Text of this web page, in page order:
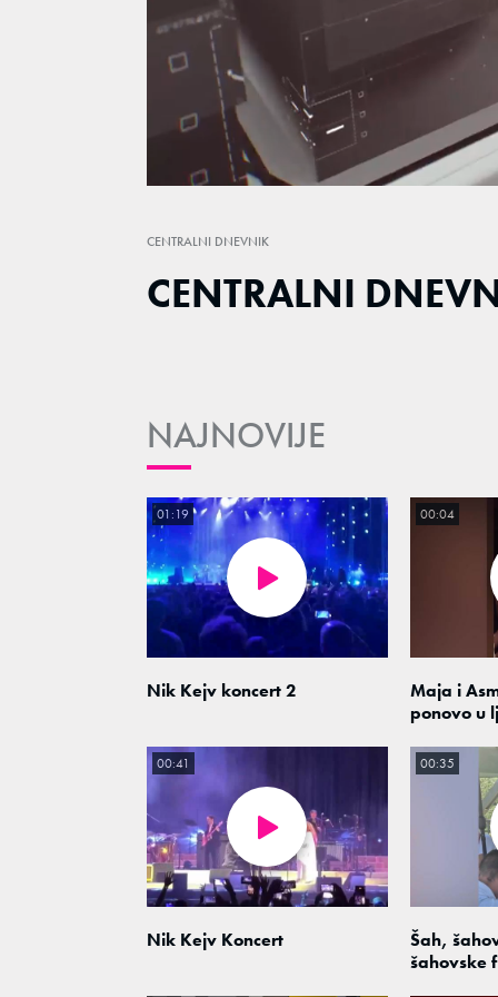
Unmute
Loaded
CENTRALNI DNEVNIK
CENTRALNI
NAJNOVIJE
Nik Kejv koncert 2
01:19
Maja i
ponovo u
00:04
Nik Kejv Koncert
00:41
Šah,
šahovske
00:35